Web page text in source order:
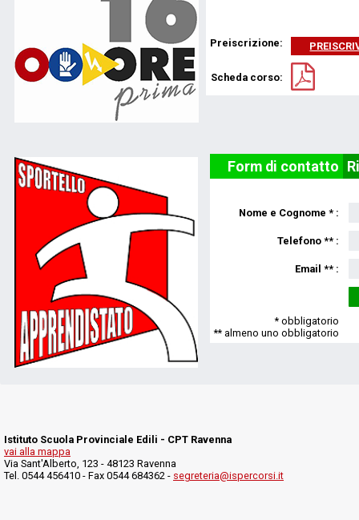
Preiscrizione:
Scheda corso:
Form di contatto
Nome e Cognome * :
Telefono ** :
Email ** :
* obbligatorio
** almeno uno obbligatorio
Istituto Scuola Provinciale Edili - CPT Ravenna
vai alla mappa
Via Sant'Alberto, 123 - 48123 Ravenna
Tel. 0544 456410 - Fax 0544 684362 - segreteria@ispercorsi.it